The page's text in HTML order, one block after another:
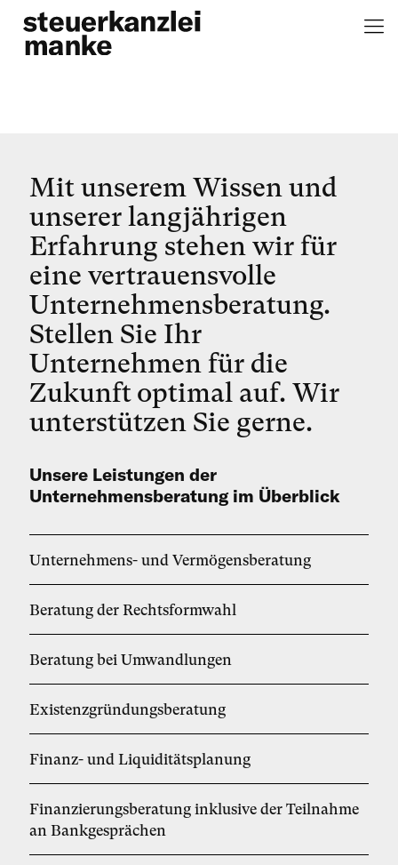
Mit unserem Wissen und
unserer langjährigen
Erfahrung stehen wir für
eine vertrauensvolle
Unternehmensberatung.
Stellen Sie Ihr
Unternehmen für die
Zukunft optimal auf. Wir
unterstützen Sie gerne.
Unsere Leistungen der
Unternehmensberatung im Überblick
Un­ter­neh­mens- und Ver­mö­gens­be­ra­tung
Be­ra­tung der Rechts­form­wahl
Be­ra­tung bei Um­wand­lun­gen
Exis­tenz­grün­dungs­be­ra­tung
Fi­nanz- und Li­qui­di­täts­pla­nung
Fi­nan­zie­rungs­be­ra­tung in­klu­si­ve der Teil­nah­me
an Bank­ge­sprä­chen